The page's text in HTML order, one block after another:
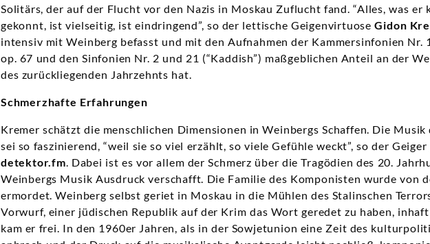
Solitärs, der auf der Flucht vor den Nazis in Moskau Zuflucht fand. “Alles, was er
gekonnt, ist vielseitig, ist eindringend”, so der lettische GeigenvirtuoseGidon
intensiv mit Weinberg befasst und mit den Aufnahmen der Kammersinfonien Nr.
op. 67 und den Sinfonien Nr. 2 und 21 (“Kaddish”) maßgeblichen Anteil an der
des zurückliegenden Jahrzehnts hat.
Schmerzhafte Erfahrungen
Kremer schätzt die menschlichen Dimensionen in Weinbergs Schaffen. Die Musik
sei so faszinierend, “weil sie so viel erzählt, so viele Gefühle weckt”, so der Geiger
detektor.fm. Dabei ist es vor allem der Schmerz über die Tragödien des 20.
Weinbergs Musik Ausdruck verschafft. Die Familie des Komponisten wurde von
ermordet. Weinberg selbst geriet in Moskau in die Mühlen des Stalinschen
Vorwurf, einer jüdischen Republik auf der Krim das Wort geredet zu haben,
kam er frei. In den 1960er Jahren, als in der Sowjetunion eine Zeit des